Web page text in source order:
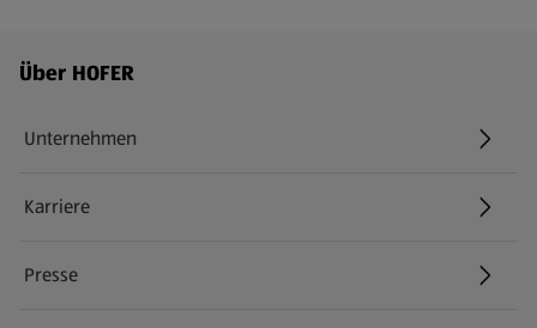
Fußzeilenmenü - weitere Links
Über HOFER
Unternehmen
Karriere
(öffnet in einem neuen Tab)
Presse